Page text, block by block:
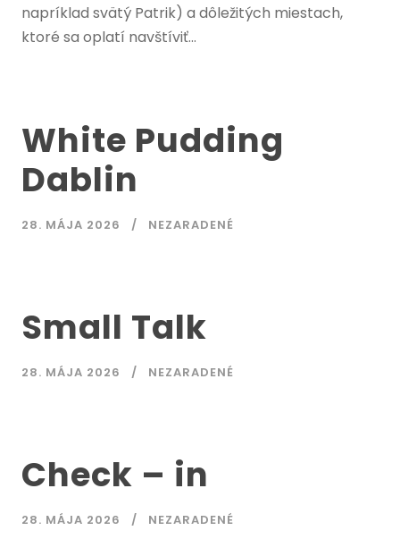
napríklad svätý Patrik) a dôležitých miestach,
ktoré sa oplatí navštíviť...
White Pudding
Dablin
28. MÁJA 2026 NEZARADENÉ
Small Talk
28. MÁJA 2026 NEZARADENÉ
Check – in
28. MÁJA 2026 NEZARADENÉ